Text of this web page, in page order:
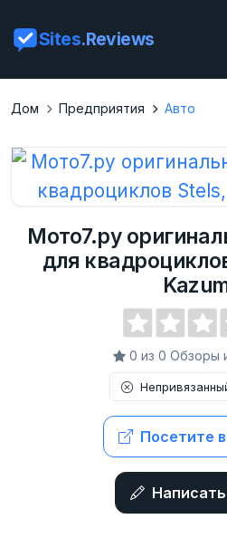
Sites.Reviews
Дом Предприятия Авто
Мото7.ру
для
0 из 0 Обзоры
Посетите